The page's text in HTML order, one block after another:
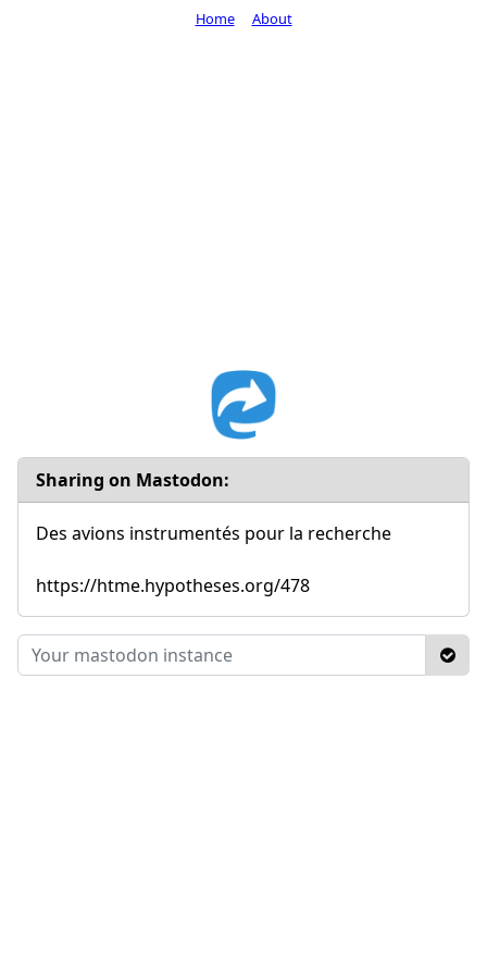
Sharing on Mastodon:
Des avions instrumentés pour la recherche
https://htme.hypotheses.org/478
Home About